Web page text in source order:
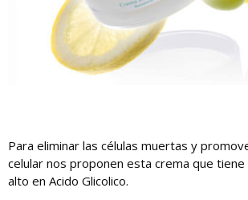
Para eliminar las células muertas y
celular nos proponen esta crema que
alto en Acido Glicolico.